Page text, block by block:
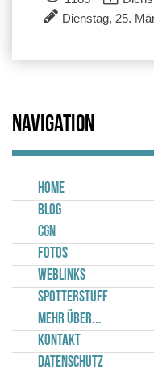
Dienstag, 25.
Navigation
Home
Blog
CGN
Fotos
Weblinks
Spotterstuff
Mehr über...
Kontakt
Datenschutz